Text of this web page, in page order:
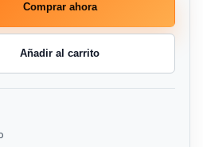
Comprar ahora
Añadir al carrito